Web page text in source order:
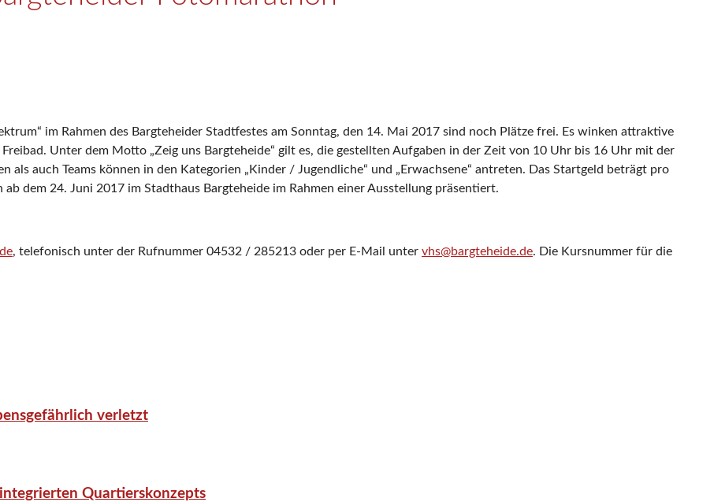
im Rahmen des Bargteheider Stadtfestes am Sonntag, den 14. Mai 2017 sind noch Plätze frei. Es winken attraktive
Unter dem Motto „Zeig uns Bargteheide“ gilt es, die gestellten Aufgaben in der Zeit von 10 Uhr bis 16 Uhr mit der
als auch Teams können in den Kategorien „Kinder / Jugendliche“ und „Erwachsene“ antreten. Das Startgeld beträgt pro
dem 24. Juni 2017 im Stadthaus Bargteheide im Rahmen einer Ausstellung präsentiert.
, telefonisch unter der Rufnummer 04532 / 285213 oder per E-Mail unter vhs@bargteheide.de. Die Kursnummer für die
verletzt
Quartierskonzepts